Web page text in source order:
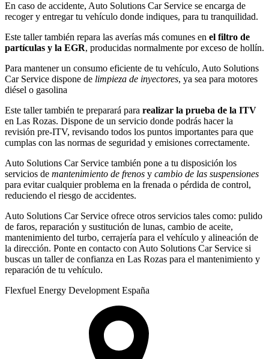
En caso de accidente, Auto Solutions Car Service se encarga de
recoger y entregar tu vehículo donde indiques, para tu tranquilidad.
Este taller también repara las averías más comunes en el filtro de
partículas y la EGR, producidas normalmente por exceso de hollín.
Para mantener un consumo eficiente de tu vehículo, Auto Solutions
Car Service dispone de limpieza de inyectores, ya sea para motores
diésel o gasolina
Este taller también te preparará para realizar la prueba de la ITV
en Las Rozas. Dispone de un servicio donde podrás hacer la
revisión pre-ITV, revisando todos los puntos importantes para que
cumplas con las normas de seguridad y emisiones correctamente.
Auto Solutions Car Service también pone a tu disposición los
servicios de mantenimiento de frenos y cambio de las suspensiones
para evitar cualquier problema en la frenada o pérdida de control,
reduciendo el riesgo de accidentes.
Auto Solutions Car Service ofrece otros servicios tales como: pulido
de faros, reparación y sustitución de lunas, cambio de aceite,
mantenimiento del turbo, cerrajería para el vehículo y alineación de
la dirección. Ponte en contacto con Auto Solutions Car Service si
buscas un taller de confianza en Las Rozas para el mantenimiento y
reparación de tu vehículo.
Flexfuel Energy Development España